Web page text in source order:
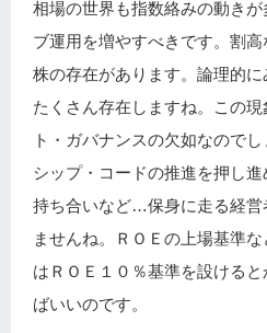
相場の世界も指数絡みの動き
ブ運用を増やすべきです。割
株の存在があります。論理的に
たくさん存在しますね。この
ト・ガバナンスの欠如なので
シップ・コードの推進を押し
持ち合いなど…保身に走る経営
ませんね。ＲＯＥの上場基準
はＲＯＥ１０％基準を設ける
ばいいのです。